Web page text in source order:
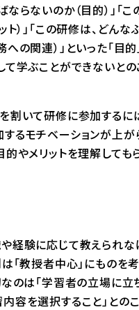
らないのか（目的）」「こ
）」「この研修は、どんな
の関連）」といった「目的
学ぶことができないとの
割いて研修に参加するに
るモチベーションが上が
やメリットを理解しても
経験に応じて教えられ
「教授者中心」にものを
のは「学習者の立場に立
容を選択すること」との